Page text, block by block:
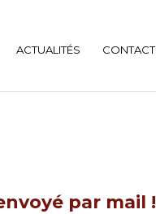
ACTUALITÉS CONTACT
par mail !